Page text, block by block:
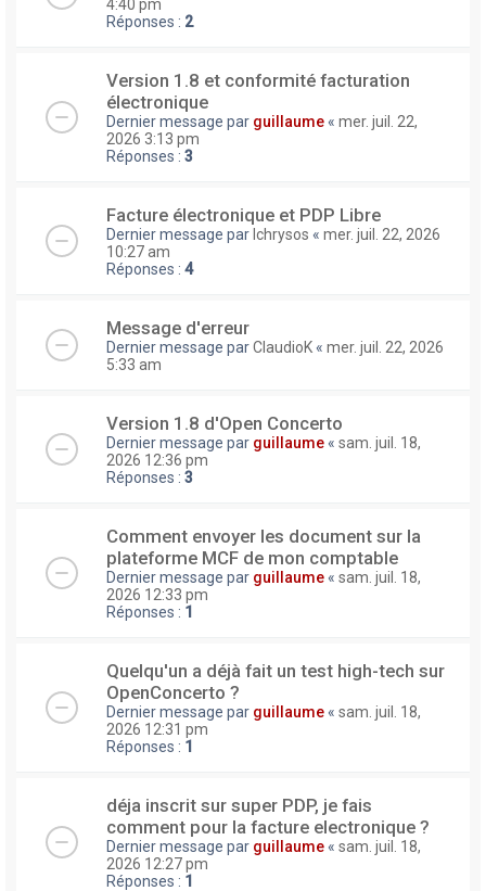
4:40 pm
Réponses : 2
Version 1.8 et conformité facturation
électronique
Dernier message par guillaume « mer. juil. 22,
2026 3:13 pm
Réponses : 3
Facture électronique et PDP Libre
Dernier message par lchrysos « mer. juil. 22, 2026
10:27 am
Réponses : 4
Message d'erreur
Dernier message parClaudioK « mer. juil. 22, 2026
5:33 am
Version 1.8 d'Open Concerto
Dernier message par guillaume « sam. juil. 18,
2026 12:36 pm
Réponses : 3
Comment envoyer les document sur la
plateforme MCF de mon comptable
Dernier message par guillaume « sam. juil. 18,
2026 12:33 pm
Réponses : 1
Quelqu'un a déjà fait un test high-tech sur
OpenConcerto ?
Dernier message par guillaume « sam. juil. 18,
2026 12:31 pm
Réponses : 1
déja inscrit sur super PDP, je fais
comment pour la facture electronique ?
Dernier message par guillaume « sam. juil. 18,
2026 12:27 pm
Réponses : 1